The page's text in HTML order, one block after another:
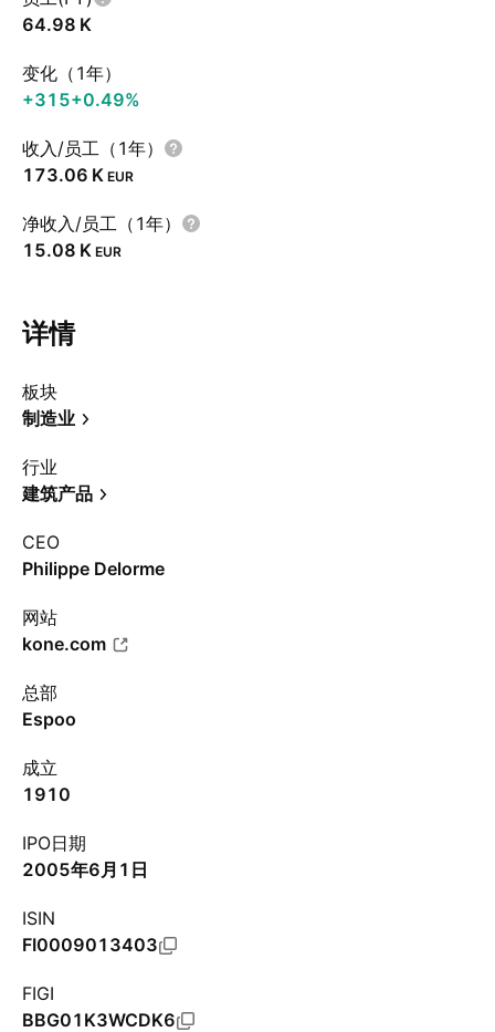
‪64.98 K‬
变化（1年）
+315+0.49%
收入/员工（1年）
‪173.06 K‬ EUR
净收入/员工（1年）
‪15.08 K‬ EUR
详情
板块
制造业
行业
建筑产品
CEO
Philippe Delorme
网站
kone.com
总部
Espoo
成立
1910
IPO日期
2005年6月1日
ISIN
FI0009013403
FIGI
BBG01K3WCDK6